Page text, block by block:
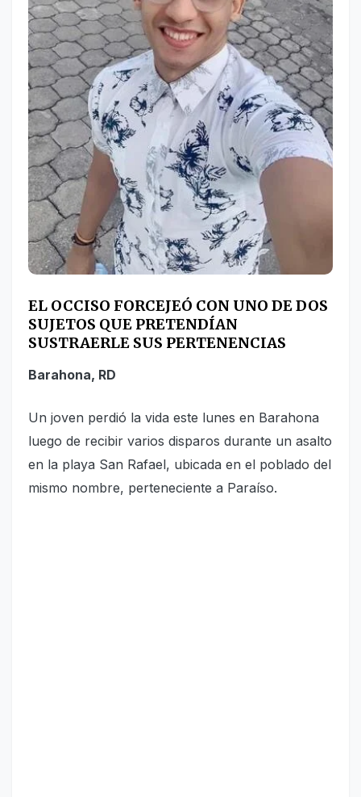
EL OCCISO FORCEJEÓ CON UNO DE DOS
SUJETOS QUE PRETENDÍAN
SUSTRAERLE SUS PERTENENCIAS
Barahona, RD
Un joven perdió la vida este lunes en Barahona
luego de recibir varios disparos durante un asalto
en la playa San Rafael, ubicada en el poblado del
mismo nombre, perteneciente a Paraíso.